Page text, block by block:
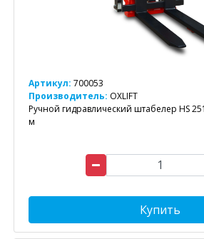
Артикул: 700053
Производитель: OXLIFT
Ручной гидравлический штабелер HS
м
Купить